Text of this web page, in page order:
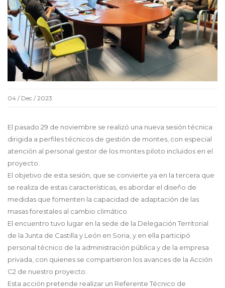
04 / Dec / 2023
El pasado 29 de noviembre se realizó una nueva sesión técnica
dirigida a perfiles técnicos de gestión de montes, con especial
atención al personal gestor de los montes piloto incluidos en el
proyecto.
El objetivo de esta sesión, que se convierte ya en la tercera que
se realiza de estas características, es abordar el diseño de
medidas que fomenten la capacidad de adaptación de las
masas forestales al cambio climático.
El encuentro tuvo lugar en la sede de la Delegación Territorial
de la Junta de Castilla y León en Soria, y en ella participó
personal técnico de la administración pública y de la empresa
privada, con quienes se compartieron los avances de la Acción
C2 de nuestro proyecto.
Esta acción pretende realizar un Referente Técnico de